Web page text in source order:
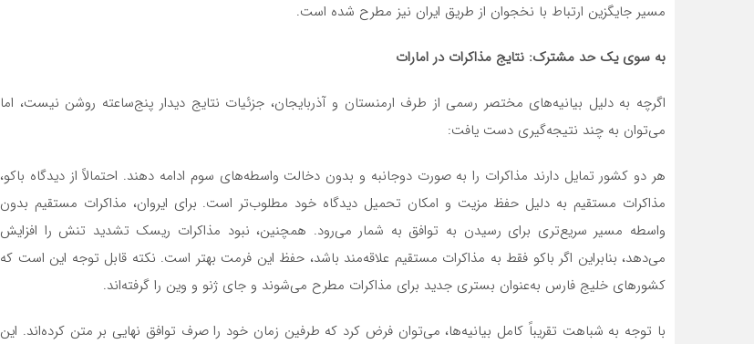
مسیر جایگزین ارتباط با نخجوان از طریق ایران نیز مطرح شده است.
به سوی یک حد مشترک: نتایج مذاکرات در امارات
اگرچه به دلیل بیانیه‌های مختصر رسمی از طرف ارمنستان و آذربایجان، جزئیات نتایج دیدار پنج‌ساعته روشن نیست، اما
می‌توان به چند نتیجه‌گیری دست یافت:
هر دو کشور تمایل دارند مذاکرات را به صورت دوجانبه و بدون دخالت واسطه‌های سوم ادامه دهند. احتمالاً از دیدگاه باکو،
مذاکرات مستقیم به دلیل حفظ مزیت و امکان تحمیل دیدگاه خود مطلوب‌تر است. برای ایروان، مذاکرات مستقیم بدون
واسطه مسیر سریع‌تری برای رسیدن به توافق به شمار می‌رود. همچنین، نبود مذاکرات ریسک تشدید تنش را افزایش
می‌دهد، بنابراین اگر باکو فقط به مذاکرات مستقیم علاقه‌مند باشد، حفظ این فرمت بهتر است. نکته قابل توجه این است که
کشورهای خلیج فارس به‌عنوان بستری جدید برای مذاکرات مطرح می‌شوند و جای ژنو و وین را گرفته‌اند.
با توجه به شباهت تقریباً کامل بیانیه‌ها، می‌توان فرض کرد که طرفین زمان خود را صرف توافق نهایی بر متن کرده‌اند. این